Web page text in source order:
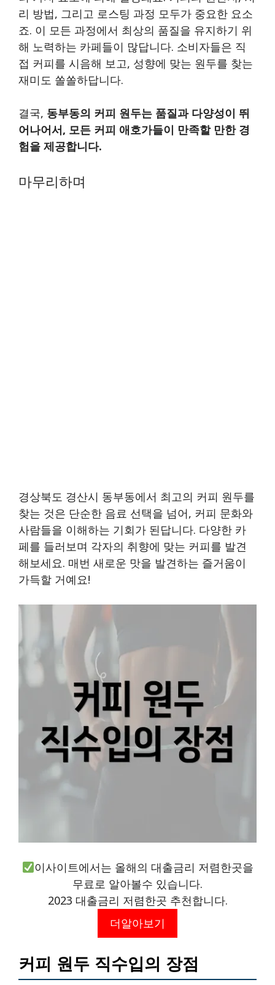
리 방법, 그리고 로스팅 과정 모두가 중요한 요소
죠. 이 모든 과정에서 최상의 품질을 유지하기 위
해 노력하는 카페들이 많답니다. 소비자들은 직
접 커피를 시음해 보고, 성향에 맞는 원두를 찾는
재미도 쏠쏠하답니다.
결국, 동부동의 커피 원두는 품질과 다양성이 뛰
어나어서, 모든 커피 애호가들이 만족할 만한 경
험을 제공합니다.
마무리하며
경상북도 경산시 동부동에서 최고의 커피 원두를
찾는 것은 단순한 음료 선택을 넘어, 커피 문화와
사람들을 이해하는 기회가 된답니다. 다양한 카
페를 들러보며 각자의 취향에 맞는 커피를 발견
해보세요. 매번 새로운 맛을 발견하는 즐거움이
가득할 거예요!
이사이트에서는 올해의 대출금리 저렴한곳을
무료로 알아볼수 있습니다.
2023 대출금리 저렴한곳 추천합니다.
더알아보기
커피 원두 직수입의 장점